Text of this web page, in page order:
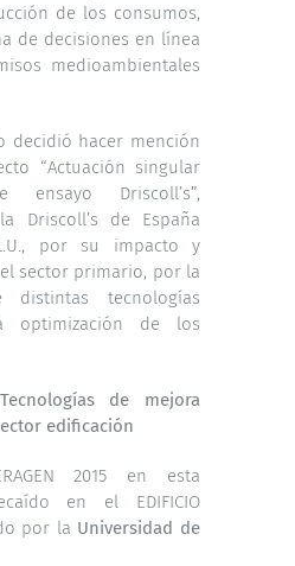
de los consumos,
de decisiones en línea
medioambientales
decidió hacer mención
“Actuación singular
Driscoll’s”,
Driscoll’s de España
por su impacto y
sector primario, por la
distintas tecnologías
optimización de los
de mejora
edificación
2015 en esta
en el EDIFICIO
por la Universidad de